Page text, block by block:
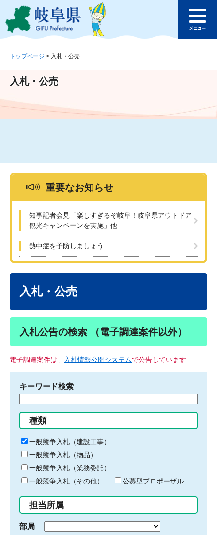
ジ
ュ
文
このページの本文へ
ュ
トップページ > 入札・公売
入札・公売
重要なお知らせ
知事記者会見「楽しすぎるぞ岐阜！岐阜県アウトドア
観光キャンペーンを実施」他
熱中症を予防しましょう
入札・公売
入札公告の検索 （電子調達案件以外）
電子調達案件は、 入札情報公開システムで公告しています
キーワード検索
る
キ
ー
ワ
ー
ド
入
力
種類
一般競争入札（建設工事）
一般競争入札（物品）
一般競争入札（業務委託）
一般競争入札（その他）
公募型プロポーザル
担当所属
部局